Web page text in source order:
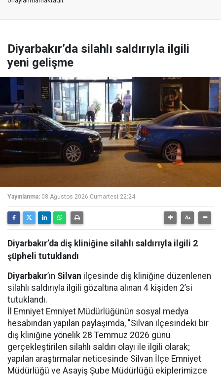
Diyarbakır’da silahlı saldırıyla ilgili
yeni gelişme
Yayınlanma: 08 Ağustos 2026 Cumartesi 22:24
Diyarbakır’da diş kliniğine silahlı saldırıyla ilgili 2
şüpheli tutuklandı
Diyarbakır’ın Silvan ilçesinde diş kliniğine düzenlenen
silahlı saldırıyla ilgili gözaltına alınan 4 kişiden 2’si
tutuklandı.
İl Emniyet Emniyet Müdürlüğünün sosyal medya
hesabından yapılan paylaşımda, "Silvan ilçesindeki bir
diş kliniğine yönelik 28 Temmuz 2026 günü
gerçekleştirilen silahlı saldırı olayı ile ilgili olarak;
yapılan araştırmalar neticesinde Silvan İlçe Emniyet
Müdürlüğü ve Asayiş Şube Müdürlüğü ekiplerimizce